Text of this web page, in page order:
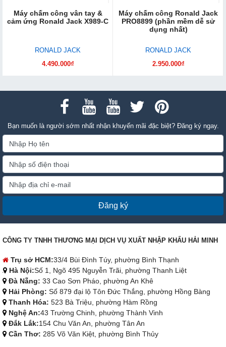
Máy chấm công vân tay &
cảm ứng Ronald Jack X989-C
RONALD JACK
4.490.000₫
Máy chấm công Ronald Jack
PRO8899 (phần mềm dễ sử
dụng nhất)
RONALD JACK
2.950.000₫
Bạn muốn là người sớm nhất nhận khuyến mãi đặc biệt? Đăng ký ngay.
Đăng ký
CÔNG TY TNHH THƯƠNG MẠI DỊCH VỤ XUẤT NHẬP KHẨU HẢI MINH
Trụ sở HCM:33/4 Bùi Đình Túy, phường Bình Thạnh
Hà Nội:Số 1, Ngõ 495 Nguyễn Trãi, phường Thanh Liệt
Đà Nẵng: 33 Cao Sơn Pháo, phường An Khê
Hải Phòng: Số 879 đại lộ Tôn Đức Thắng, phường Hồng Bàng
Thanh Hóa: 523 Bà Triệu, phường Hàm Rồng
Nghệ An:43 Trường Chinh, phường Thành Vinh
Đắk Lắk:154 Chu Văn An, phường Tân An
Cần Thơ: 285 Võ Văn Kiệt, phường Bình Thủy